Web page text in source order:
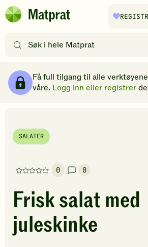
Hopp til hovedinnhold
Matprat
etter
filtre
Få full tilgang til alle
våre. Logg inn eller registrer
SALATER
0
Denne
har
foreløpig
ingen
vurderinger.
0
Frisk salat med
juleskinke